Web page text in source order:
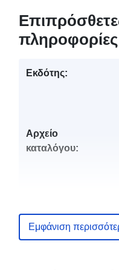
πληροφορίες
Εκδότης:
Αρχείο
καταλόγου:
Εμφάνιση